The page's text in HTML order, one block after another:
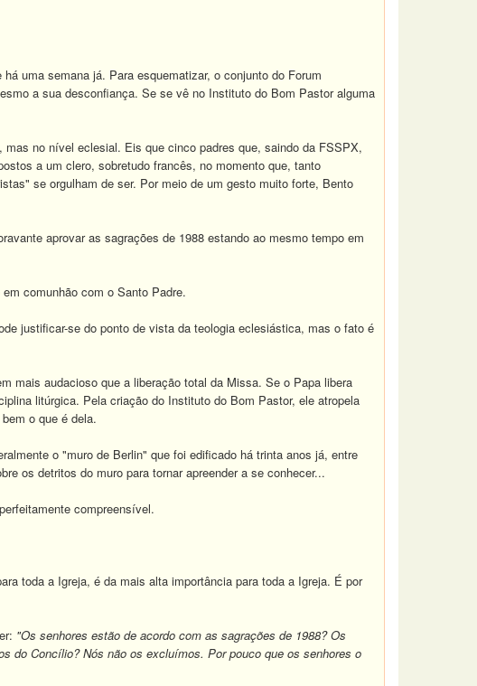
uma semana já. Para esquematizar, o conjunto do Forum
a sua desconfiança. Se se vê no Instituto do Bom Pastor alguma
no nível eclesial. Eis que cinco padres que, saindo da FSSPX,
a um clero, sobretudo francês, no momento que, tanto
se orgulham de ser. Por meio de um gesto muito forte, Bento
aprovar as sagrações de 1988 estando ao mesmo tempo em
comunhão com o Santo Padre.
justificar-se do ponto de vista da teologia eclesiástica, mas o fato é
mais audacioso que a liberação total da Missa. Se o Papa libera
litúrgica. Pela criação do Instituto do Bom Pastor, ele atropela
o que é dela.
o "muro de Berlin" que foi edificado há trinta anos já, entre
os detritos do muro para tornar apreender a se conhecer...
compreensível.
toda a Igreja, é da mais alta importância para toda a Igreja. É por
"Os senhores estão de acordo com as sagrações de 1988? Os
do Concílio? Nós não os excluímos. Por pouco que os senhores o